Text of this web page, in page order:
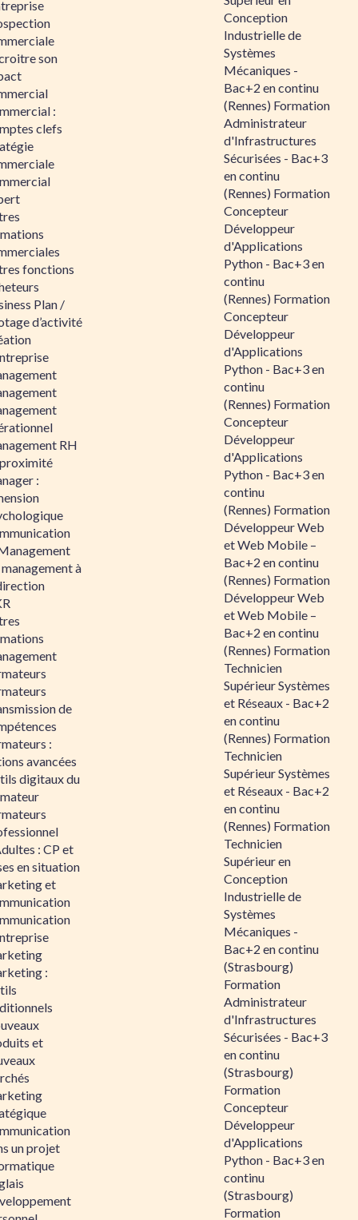
son
:
clefs
fonctions
Plan /
d’activité
RH
:
à
de
:
avancées
digitaux du
: CP et
en situation
et
:
et
un projet
Conception
Industrielle de
Systèmes
Mécaniques -
Bac+2 en continu
(Rennes) Formation
Administrateur
d'Infrastructures
Sécurisées - Bac+3
en continu
(Rennes) Formation
Concepteur
Développeur
d'Applications
Python - Bac+3 en
continu
(Rennes) Formation
Concepteur
Développeur
d'Applications
Python - Bac+3 en
continu
(Rennes) Formation
Concepteur
Développeur
d'Applications
Python - Bac+3 en
continu
(Rennes) Formation
Développeur Web
et Web Mobile –
Bac+2 en continu
(Rennes) Formation
Développeur Web
et Web Mobile –
Bac+2 en continu
(Rennes) Formation
Technicien
Supérieur Systèmes
et Réseaux - Bac+2
en continu
(Rennes) Formation
Technicien
Supérieur Systèmes
et Réseaux - Bac+2
en continu
(Rennes) Formation
Technicien
Supérieur en
Conception
Industrielle de
Systèmes
Mécaniques -
Bac+2 en continu
(Strasbourg)
Formation
Administrateur
d'Infrastructures
Sécurisées - Bac+3
en continu
(Strasbourg)
Formation
Concepteur
Développeur
d'Applications
Python - Bac+3 en
continu
(Strasbourg)
Formation